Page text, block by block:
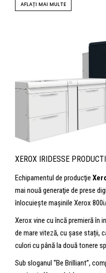
AFLAȚI MAI MULTE
XEROX IRIDESSE
Echipamentul de producţie
mai nouă generaţie de prese
înlocuieşte maşinile Xerox
Xerox vine cu încă premieră în
de mare viteză, cu șase stații,
culori cu până la două tonere
Sub sloganul “Be Brilliant”,